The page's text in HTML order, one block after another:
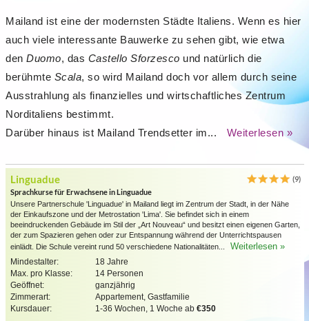
Mailand ist eine der modernsten Städte Italiens. Wenn es hier
auch viele interessante Bauwerke zu sehen gibt, wie etwa
den Duomo, das Castello Sforzesco und natürlich die
berühmte Scala, so wird Mailand doch vor allem durch seine
Ausstrahlung als finanzielles und wirtschaftliches Zentrum
Norditaliens bestimmt.
Darüber hinaus ist Mailand Trendsetter im...
Weiterlesen »
Linguadue
(9)
Sprachkurse für Erwachsene in Linguadue
Unsere Partnerschule 'Linguadue' in Mailand liegt im Zentrum der Stadt, in der Nähe
der Einkaufszone und der Metrostation 'Lima'. Sie befindet sich in einem
beeindruckenden Gebäude im Stil der „Art Nouveau“ und besitzt einen eigenen Garten,
der zum Spazieren gehen oder zur Entspannung während der Unterrichtspausen
einlädt. Die Schule vereint rund 50 verschiedene Nationalitäten...
Weiterlesen »
Mindestalter:
18 Jahre
Max. pro Klasse:
14 Personen
Geöffnet:
ganzjährig
Zimmerart:
Appartement, Gastfamilie
Kursdauer:
1-36 Wochen, 1 Woche ab €350